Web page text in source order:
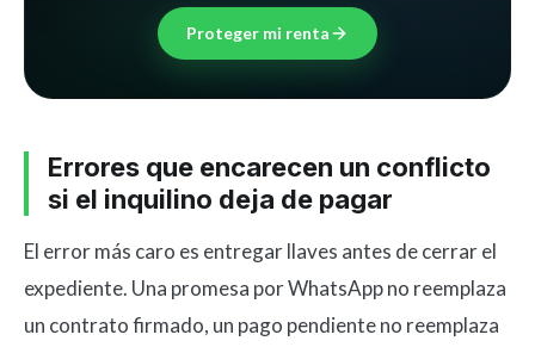
Proteger mi renta
Errores que encarecen un conflicto
si el inquilino deja de pagar
El error más caro es entregar llaves antes de cerrar el
expediente. Una promesa por WhatsApp no reemplaza
un contrato firmado, un pago pendiente no reemplaza